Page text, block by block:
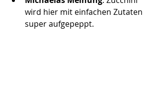
wird hier mit einfachen Zutaten
super aufgepeppt.